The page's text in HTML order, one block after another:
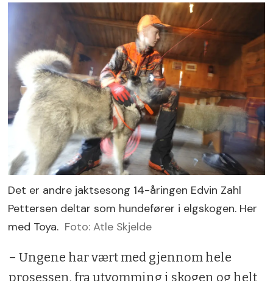
Det er andre jaktsesong 14-åringen Edvin Zahl
Pettersen deltar som hundefører i elgskogen. Her
med Toya. Foto: Atle Skjelde
– Ungene har vært med gjennom hele
prosessen, fra utvomming i skogen og helt